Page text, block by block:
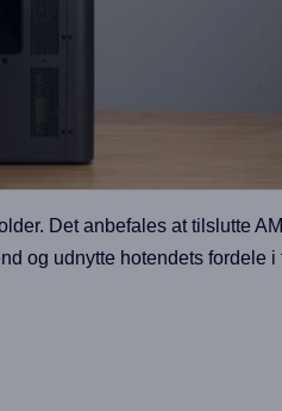
Det anbefales at tilslutte
og udnytte hotendets fordele